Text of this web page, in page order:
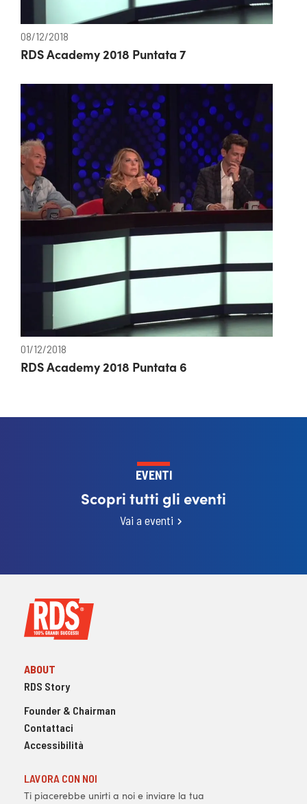
08/12/2018
RDS Academy 2018 Puntata 7
01/12/2018
RDS Academy 2018 Puntata 6
EVENTI
Scopri tutti gli eventi
Vai a eventi
ABOUT
RDS Story
Founder & Chairman
Contattaci
Accessibilità
LAVORA CON NOI
Ti piacerebbe unirti a noi e inviare la tua